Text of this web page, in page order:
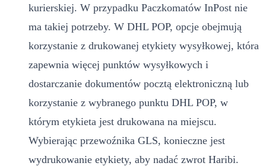
kurierskiej. W przypadku Paczkomatów InPost nie
ma takiej potrzeby. W DHL POP, opcje obejmują
korzystanie z drukowanej etykiety wysyłkowej, która
zapewnia więcej punktów wysyłkowych i
dostarczanie dokumentów pocztą elektroniczną lub
korzystanie z wybranego punktu DHL POP, w
którym etykieta jest drukowana na miejscu.
Wybierając przewoźnika GLS, konieczne jest
wydrukowanie etykiety, aby nadać zwrot Haribi.